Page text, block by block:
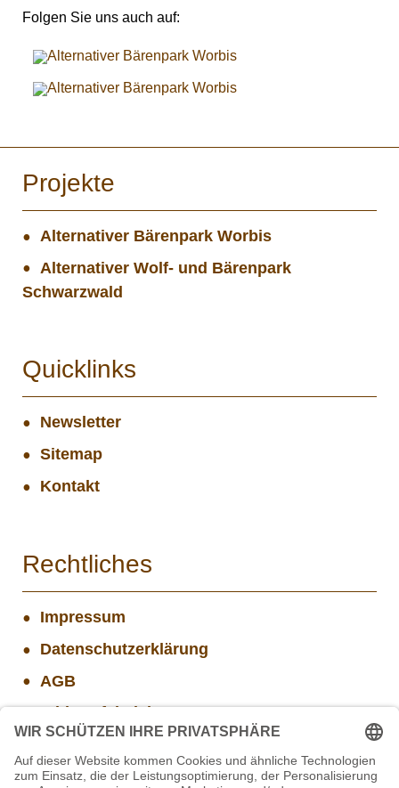
Folgen Sie uns auch auf:
Projekte
Alternativer Bärenpark Worbis
Alternativer Wolf- und Bärenpark
Schwarzwald
Quicklinks
Newsletter
Sitemap
Kontakt
Rechtliches
Impressum
Datenschutzerklärung
AGB
Widerrufsbelehrung